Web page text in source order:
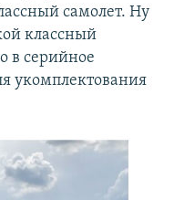
самолет. Ну
классный
в серийное
укомплектования